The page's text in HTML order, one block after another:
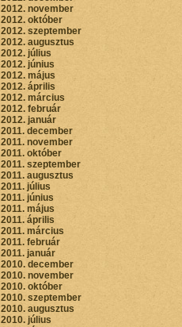
2012. november
2012. október
2012. szeptember
2012. augusztus
2012. július
2012. június
2012. május
2012. április
2012. március
2012. február
2012. január
2011. december
2011. november
2011. október
2011. szeptember
2011. augusztus
2011. július
2011. június
2011. május
2011. április
2011. március
2011. február
2011. január
2010. december
2010. november
2010. október
2010. szeptember
2010. augusztus
2010. július